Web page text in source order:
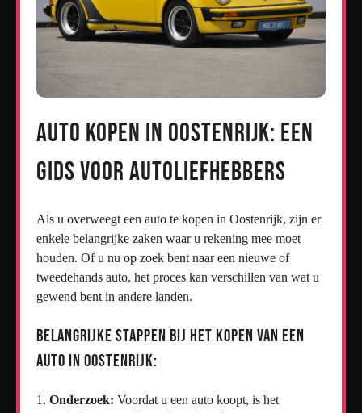
Auto kopen in Oostenrijk: Een
gids voor autoliefhebbers
Als u overweegt een auto te kopen in Oostenrijk, zijn er
enkele belangrijke zaken waar u rekening mee moet
houden. Of u nu op zoek bent naar een nieuwe of
tweedehands auto, het proces kan verschillen van wat u
gewend bent in andere landen.
Belangrijke stappen bij het kopen van een
auto in Oostenrijk:
Onderzoek: Voordat u een auto koopt, is het